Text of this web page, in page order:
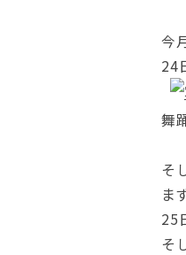
今
24
舞
そ
ま
25
そ